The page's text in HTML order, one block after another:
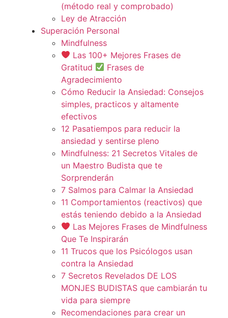
(método real y comprobado)
Ley de Atracción
Superación Personal
Mindfulness
Las 100+ Mejores Frases de
Gratitud
Frases de
Agradecimiento
Cómo Reducir la Ansiedad: Consejos
simples, practicos y altamente
efectivos
12 Pasatiempos para reducir la
ansiedad y sentirse pleno
Mindfulness: 21 Secretos Vitales de
un Maestro Budista que te
Sorprenderán
7 Salmos para Calmar la Ansiedad
11 Comportamientos (reactivos) que
estás teniendo debido a la Ansiedad
Las Mejores Frases de Mindfulness
Que Te Inspirarán
11 Trucos que los Psicólogos usan
contra la Ansiedad
7 Secretos Revelados DE LOS
MONJES BUDISTAS que cambiarán tu
vida para siempre
Recomendaciones para crear un